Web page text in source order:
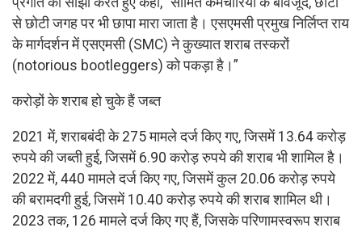
से छोटी जगह पर भी छापा मारा जाता है। एसएमसी प्रमुख निर्लिप्त राय
के मार्गदर्शन में एसएमसी (SMC) ने कुख्यात शराब तस्करों
(notorious bootleggers) को पकड़ा है।”
करोड़ों के शराब हो चुके हैं जब्त
2021 में, शराबबंदी के 275 मामले दर्ज किए गए, जिसमें 13.64 करोड़
रुपये की जब्ती हुई, जिसमें 6.90 करोड़ रुपये की शराब भी शामिल है।
2022 में, 440 मामले दर्ज किए गए, जिसमें कुल 20.06 करोड़ रुपये
की बरामदगी हुई, जिसमें 10.40 करोड़ रुपये की शराब शामिल थी।
2023 तक, 126 मामले दर्ज किए गए हैं, जिसके परिणामस्वरूप शराब